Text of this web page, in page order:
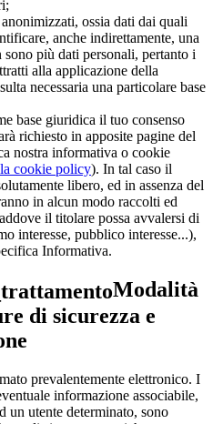
ossia dati dai quali
anche indirettamente, una
più dati personali, pertanto i
alla applicazione della
necessaria una particolare base
base giuridica il tuo consenso
richiesto in apposite pagine del
nostra informativa o cookie
cookie policy). In tal caso il
libero, ed in assenza del
in alcun modo raccolti ed
il titolare possa avvalersi di
interesse, pubblico interesse...),
Informativa.
Modalità
di sicurezza e
prevalentemente elettronico. I
informazione associabile,
un utente determinato, sono